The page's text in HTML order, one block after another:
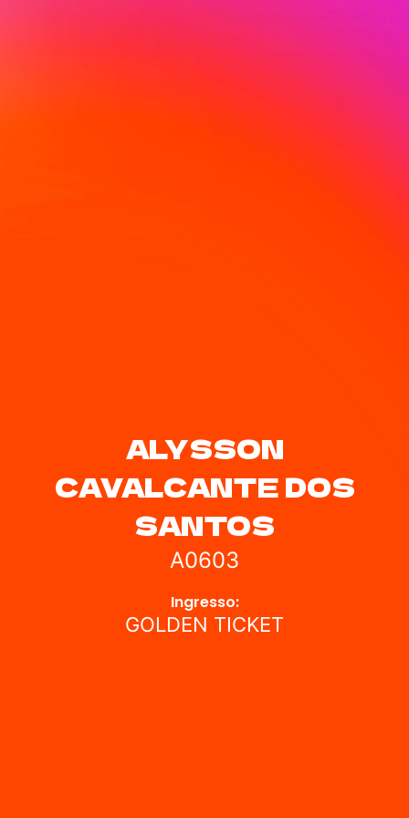
ALYSSON
CAVALCANTE DOS
SANTOS
A0603
Ingresso:
GOLDEN TICKET